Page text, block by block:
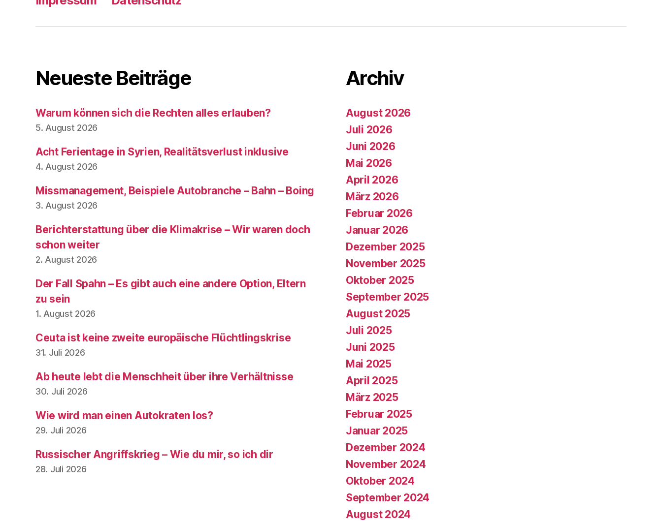
Neueste Beiträge
Warum können sich die Rechten alles erlauben?
5. August 2026
Acht Ferientage in Syrien, Realitätsverlust inklusive
4. August 2026
Missmanagement, Beispiele Autobranche – Bahn – Boing
3. August 2026
Berichterstattung über die Klimakrise – Wir waren doch
schon weiter
2. August 2026
Der Fall Spahn – Es gibt auch eine andere Option, Eltern
zu sein
1. August 2026
Ceuta ist keine zweite europäische Flüchtlingskrise
31. Juli 2026
Ab heute lebt die Menschheit über ihre Verhältnisse
30. Juli 2026
Wie wird man einen Autokraten los?
29. Juli 2026
Russischer Angriffskrieg – Wie du mir, so ich dir
28. Juli 2026
Archiv
August 2026
Juli 2026
Juni 2026
Mai 2026
April 2026
März 2026
Februar 2026
Januar 2026
Dezember 2025
November 2025
Oktober 2025
September 2025
August 2025
Juli 2025
Juni 2025
Mai 2025
April 2025
März 2025
Februar 2025
Januar 2025
Dezember 2024
November 2024
Oktober 2024
September 2024
August 2024